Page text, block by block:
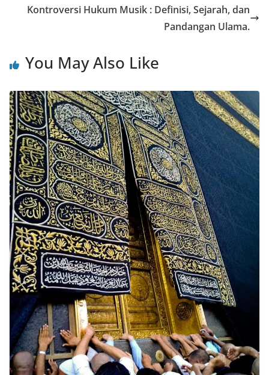
Kontroversi Hukum Musik : Definisi, Sejarah, dan
Pandangan Ulama.
You May Also Like